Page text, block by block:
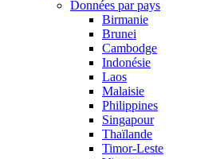
Données par pays
Birmanie
Brunei
Cambodge
Indonésie
Laos
Malaisie
Philippines
Singapour
Thaïlande
Timor-Leste